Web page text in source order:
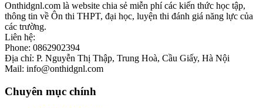
Onthidgnl.com là website chia sẻ miễn phí các kiến thức học tập,
thông tin về Ôn thi THPT, đại học, luyện thi đánh giá năng lực của
các trường.
Liên hệ:
Phone: 0862902394
Địa chỉ: P. Nguyễn Thị Thập, Trung Hoà, Cầu Giấy, Hà Nội
Mail: info@onthidgnl.com
Chuyên mục chính